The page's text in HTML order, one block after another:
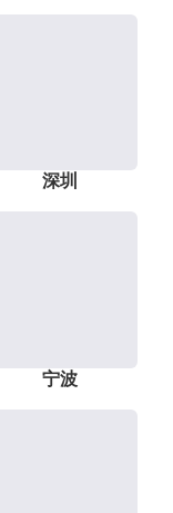
深圳
宁波